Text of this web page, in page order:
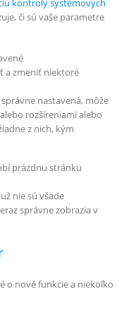
kontroly systémových
či sú vaše parametre
a zmeniť niektoré
nastavená, môže
rozšíreniami alebo
z nich, kým
prázdnu stránku
nie sú všade
správne zobrazia v
o nové funkcie a niekoľko